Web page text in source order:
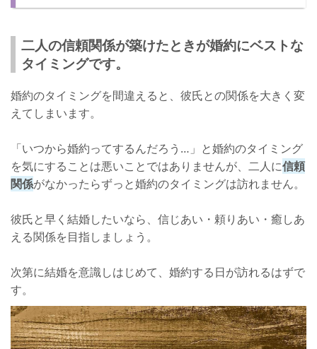
二人の信頼関係が築けたときが婚約にベストな
タイミングです。
婚約のタイミングを間違えると、彼氏との関係を大きく変
えてしまいます。
「いつから婚約ってするんだろう…」と婚約のタイミング
を気にすることは悪いことではありませんが、二人に信頼
関係がなかったらずっと婚約のタイミングは訪れません。
彼氏と早く結婚したいなら、信じあい・頼りあい・癒しあ
える関係を目指しましょう。
次第に結婚を意識しはじめて、婚約する日が訪れるはずで
す。